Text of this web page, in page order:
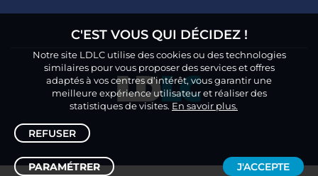
C'EST VOUS QUI DÉCIDEZ !
Notre site LDLC utilise des cookies ou des technologies
similaires pour vous proposer des services et offres
adaptés à vos centres d’intérêt, vous garantir une
meilleure expérience utilisateur et réaliser des
statistiques de visites. En savoir plus.
REFUSER
PARAMÉTRER J'ACCEPTE